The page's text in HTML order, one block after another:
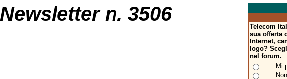
Newsletter n. 3506
Telecom
sua offerta
Internet,
logo?
nel forum.
Mi